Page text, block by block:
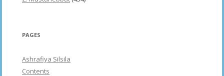
PAGES
Ashrafiya Silsila
Contents